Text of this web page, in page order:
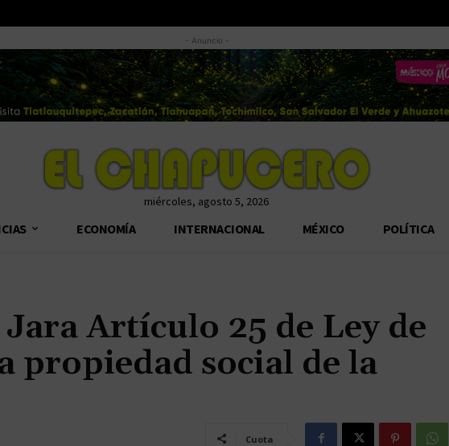
- Anuncio -
miércoles, agosto 5, 2026
ECONOMÍA INTERNACIONAL MÉXICO POLÍTICA
Artículo 25 de Ley de
propiedad social de la
Cuota